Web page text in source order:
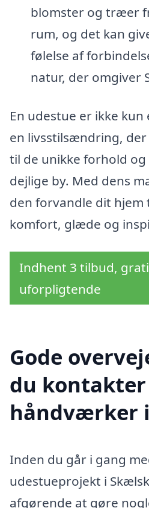
blomster og træer
rum, og det kan
følelse af
natur, der omgiver
En udestue er ikke
en livsstilsændring,
til de unikke forhold
dejlige by. Med dens
den forvandle dit hjem
komfort, glæde og
Indhent 3 tilbud,
uforpligtende
Gode
du kontakter
håndværker
Inden du går i gang
udestueprojekt i
afgørende at gøre